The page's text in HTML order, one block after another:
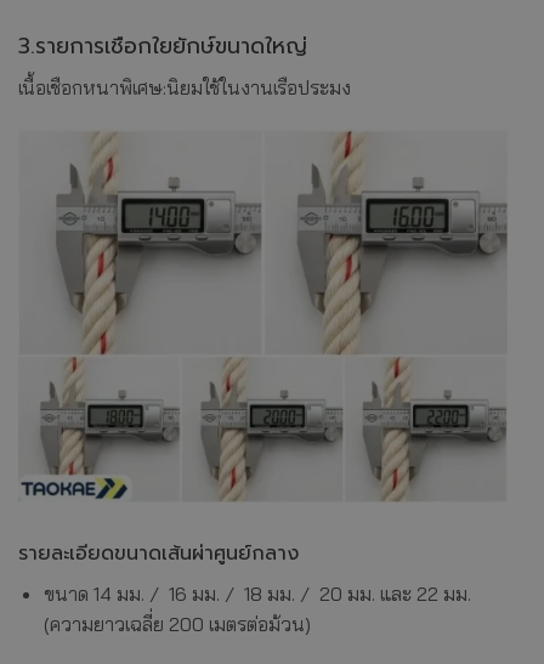
3.รายการเชือกใยยักษ์ขนาดใหญ่
เนื้อเชือกหนาพิเศษ:นิยมใช้ในงานเรือประมง
รายละเอียดขนาดเส้นผ่าศูนย์กลาง
ขนาด 14 มม. / 16 มม. / 18 มม. / 20 มม. และ 22 มม.
(ความยาวเฉลี่ย 200 เมตรต่อม้วน)